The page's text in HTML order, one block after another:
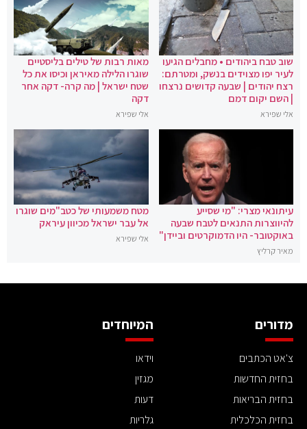
שוב טבח ביהודים • מחבלים הגיעו
לעיר יפו מצוידים בנשק, ומטרתם:
רצח יהודים | שבעה קדושים נרצחו
| השם יקום דמם
אלי שפירא
מאות רבות של טילים בליסטיים
שוגרו הלילה מאיראן וכיסו את כל
שטח ישראל | מה קרה- דקה אחר
דקה
אלי שפירא
עיתונאי מצרי: "מי שסייע
להיווצרות התנאים לטבח שבעה
באוקטובר- היו הדמוקרטים וביידן"
מאיר קרליץ
מטח משמעותי של כטב"מים שוגרו
אל עבר ישראל מכיוון עיראק
אלי שפירא
מדורים
צ'אט הכתבים
בחזית החדשות
בחזית הבריאות
בחזית הכלכלית
המיוחדים
וידאו
מגזין
דעות
גלריות